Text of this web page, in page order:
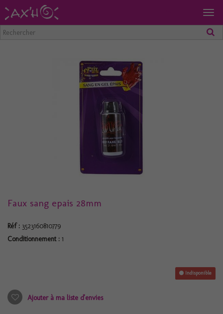
Faux sang epais 28mm
Réf : 3523160810779
Conditionnement : 1
Indisponible
Ajouter à ma liste d'envies